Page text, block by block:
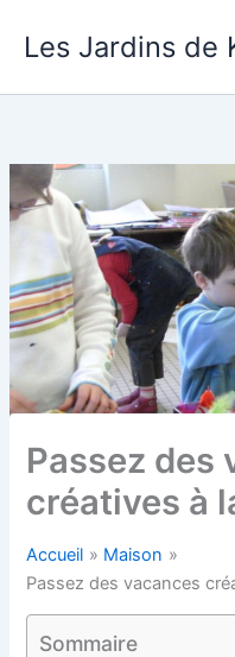
Les Jardins de
Passez des
créatives à
Accueil
Maison
Passez des vacances
Sommaire